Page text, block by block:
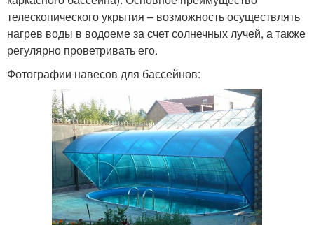
телескопического укрытия – возможность осуществлять
нагрев воды в водоеме за счет солнечных лучей, а также
регулярно проветривать его.
Фотографии навесов для бассейнов: